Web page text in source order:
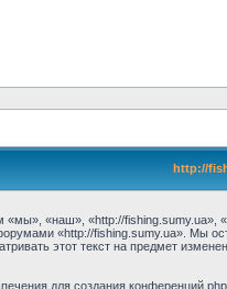
http://
«наш», «http://
«http://fishing.sumy.ua». Мы
этот текст на предмет
для создания конференций